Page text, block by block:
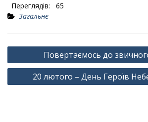
Переглядів:
65
Загальне
Навігація
записів
Повертаємось до
20 лютого – День Героїв